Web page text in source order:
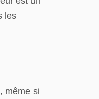
les
même si